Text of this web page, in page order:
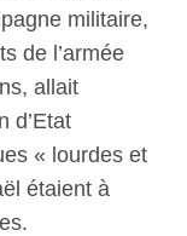
militaire,
de l’armée
allait
d’Etat
« lourdes et
étaient à